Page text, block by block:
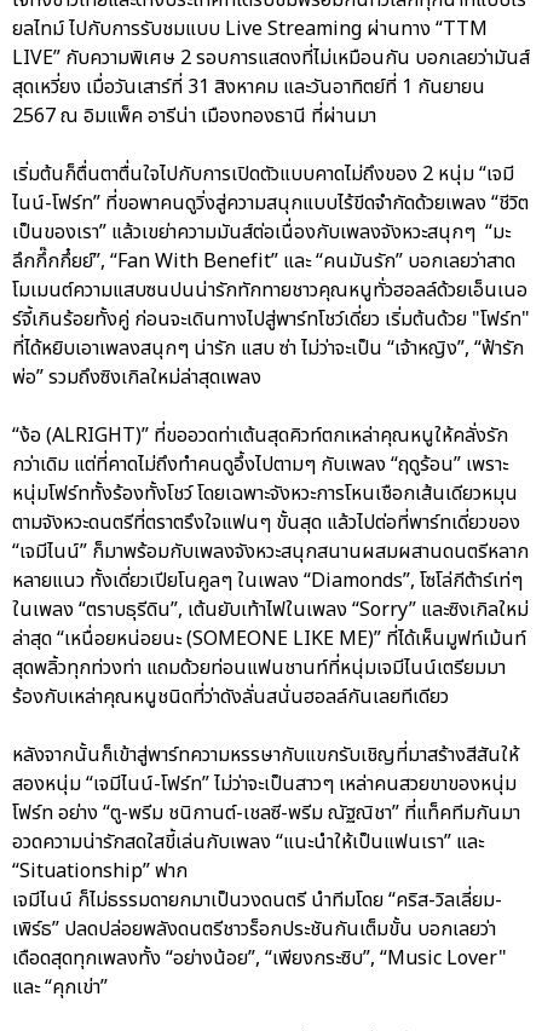
ยลไทม์ ไปกับการรับชมแบบ Live Streaming ผ่านทาง “TTM
LIVE” กับความพิเศษ 2 รอบการแสดงที่ไม่เหมือนกัน บอกเลยว่ามันส์
สุดเหวี่ยง เมื่อวันเสาร์ที่ 31 สิงหาคม และวันอาทิตย์ที่ 1 กันยายน
2567 ณ อิมแพ็ค อารีน่า เมืองทองธานี ที่ผ่านมา
เริ่มต้นก็ตื่นตาตื่นใจไปกับการเปิดตัวแบบคาดไม่ถึงของ 2 หนุ่ม “เจมี
ไนน์-โฟร์ท” ที่ขอพาคนดูวิ่งสู่ความสนุกแบบไร้ขีดจำกัดด้วยเพลง “ชีวิต
เป็นของเรา” แล้วเขย่าความมันส์ต่อเนื่องกับเพลงจังหวะสนุกๆ “มะ
ลึกกึ๊กกึ๋ยย์”, “Fan With Benefit” และ “คนมันรัก” บอกเลยว่าสาด
โมเมนต์ความแสบซนปนน่ารักทักทายชาวคุณหนูทั่วฮอลล์ด้วยเอ็นเนอ
ร์จี้เกินร้อยทั้งคู่ ก่อนจะเดินทางไปสู่พาร์ทโชว์เดี่ยว เริ่มต้นด้วย "โฟร์ท"
ที่ได้หยิบเอาเพลงสนุกๆ น่ารัก แสบ ซ่า ไม่ว่าจะเป็น “เจ้าหญิง”, “ฟ้ารัก
พ่อ” รวมถึงซิงเกิลใหม่ล่าสุดเพลง
“ง้อ (ALRIGHT)” ที่ขออวดท่าเต้นสุดคิวท์ตกเหล่าคุณหนูให้คลั่งรัก
กว่าเดิม แต่ที่คาดไม่ถึงทำคนดูอึ้งไปตามๆ กับเพลง “ฤดูร้อน” เพราะ
หนุ่มโฟร์ททั้งร้องทั้งโชว์ โดยเฉพาะจังหวะการโหนเชือกเส้นเดียวหมุน
ตามจังหวะดนตรีที่ตราตรึงใจแฟนๆ ขั้นสุด แล้วไปต่อที่พาร์ทเดี่ยวของ
“เจมีไนน์” ก็มาพร้อมกับเพลงจังหวะสนุกสนานผสมผสานดนตรีหลาก
หลายแนว ทั้งเดี่ยวเปียโนคูลๆ ในเพลง “Diamonds”, โซโล่กีต้าร์เท่ๆ
ในเพลง “ตราบธุรีดิน”, เต้นยับเท้าไฟในเพลง “Sorry” และซิงเกิลใหม่
ล่าสุด “เหนื่อยหน่อยนะ (SOMEONE LIKE ME)” ที่ได้เห็นมูฟท์เม้นท์
สุดพลิ้วทุกท่วงท่า แถมด้วยท่อนแฟนชานท์ที่หนุ่มเจมีไนน์เตรียมมา
ร้องกับเหล่าคุณหนูชนิดที่ว่าดังลั่นสนั่นฮอลล์กันเลยทีเดียว
หลังจากนั้นก็เข้าสู่พาร์ทความหรรษากับแขกรับเชิญที่มาสร้างสีสันให้
สองหนุ่ม “เจมีไนน์-โฟร์ท” ไม่ว่าจะเป็นสาวๆ เหล่าคนสวยขาของหนุ่ม
โฟร์ท อย่าง “ตู-พรีม ชนิกานต์-เชลซี-พรีม ณัฐณิชา” ที่แท็คทีมกันมา
อวดความน่ารักสดใสขี้เล่นกับเพลง “แนะนำให้เป็นแฟนเรา” และ
“Situationship” ฟาก
เจมีไนน์ ก็ไม่ธรรมดายกมาเป็นวงดนตรี นำทีมโดย “คริส-วิลเลี่ยม-
เพิร์ธ” ปลดปล่อยพลังดนตรีชาวร็อกประชันกันเต็มขั้น บอกเลยว่า
เดือดสุดทุกเพลงทั้ง “อย่างน้อย”, “เพียงกระซิบ”, “Music Lover"
และ “คุกเข่า”